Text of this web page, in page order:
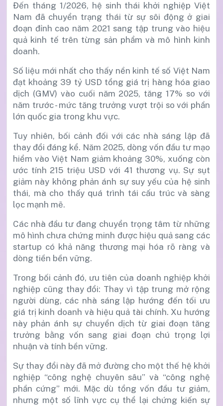
Đến tháng 1/2026, hệ sinh thái khởi nghiệp Việt
Nam đã chuyển trạng thái từ sự sôi động ở giai
đoạn đỉnh cao năm 2021 sang tập trung vào hiệu
quả kinh tế trên từng sản phẩm và mô hình kinh
doanh.
Số liệu mới nhất cho thấy nền kinh tế số Việt Nam
đạt khoảng 39 tỷ USD tổng giá trị hàng hóa giao
dịch (GMV) vào cuối năm 2025, tăng 17% so với
năm trước - mức tăng trưởng vượt trội so với phần
lớn quốc gia trong khu vực.
Tuy nhiên, bối cảnh đối với các nhà sáng lập đã
thay đổi đáng kể. Năm 2025, dòng vốn đầu tư mạo
hiểm vào Việt Nam giảm khoảng 30%, xuống còn
ước tính 215 triệu USD với 41 thương vụ. Sự sụt
giảm này không phản ánh sự suy yếu của hệ sinh
thái, mà cho thấy quá trình tái cấu trúc và sàng
lọc mạnh mẽ.
Các nhà đầu tư đang chuyển trọng tâm từ những
mô hình chưa chứng minh được hiệu quả sang các
startup có khả năng thương mại hóa rõ ràng và
dòng tiền bền vững.
Trong bối cảnh đó, ưu tiên của doanh nghiệp khởi
nghiệp cũng thay đổi: Thay vì tập trung mở rộng
người dùng, các nhà sáng lập hướng đến tối ưu
giá trị kinh doanh và hiệu quả tài chính. Xu hướng
này phản ánh sự chuyển dịch từ giai đoạn tăng
trưởng bằng vốn sang giai đoạn chú trọng lợi
nhuận và tính bền vững.
Sự thay đổi này đã mở đường cho một thế hệ khởi
nghiệp “công nghệ chuyên sâu” và “công nghệ
phần cứng” mới. Mặc dù tổng vốn đầu tư giảm,
nhưng một số lĩnh vực cụ thể lại chứng kiến sự